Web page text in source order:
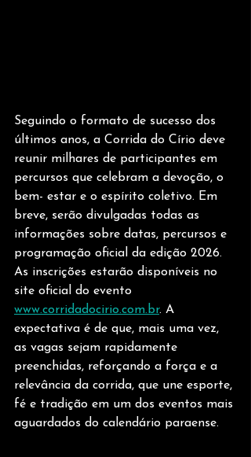
Seguindo o formato de sucesso dos
últimos anos, a Corrida do Círio deve
reunir milhares de participantes em
percursos que celebram a devoção, o
bem- estar e o espírito coletivo. Em
breve, serão divulgadas todas as
informações sobre datas, percursos e
programação oficial da edição 2026.
As inscrições estarão disponíveis no
site oficial do evento
www.corridadocirio.com.br. A
expectativa é de que, mais uma vez,
as vagas sejam rapidamente
preenchidas, reforçando a força e a
relevância da corrida, que une esporte,
fé e tradição em um dos eventos mais
aguardados do calendário paraense.